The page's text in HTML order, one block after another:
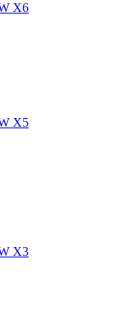
X6
X5
X3